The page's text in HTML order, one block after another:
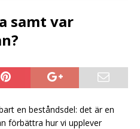
samt var
en beståndsdel: det är en
förbättra hur vi upplever